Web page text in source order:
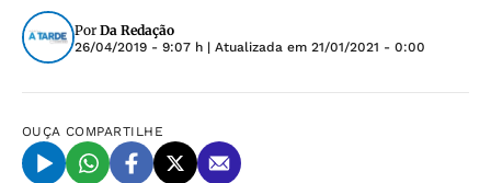
Por Da Redação
26/04/2019 - 9:07 h | Atualizada em 21/01/2021 - 0:00
OUÇA COMPARTILHE